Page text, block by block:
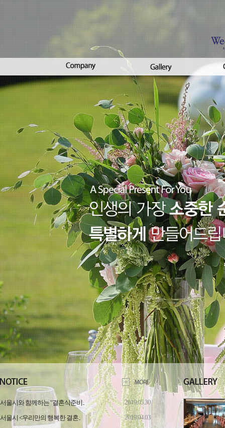
서울시와 함께하는 "결혼식준비.. 2019.05.30
서울시 <우리만의 행복한 결혼.. 2019.04.03